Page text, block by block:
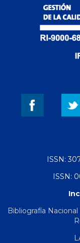
ISSN:
ISSN:
Bibliografía